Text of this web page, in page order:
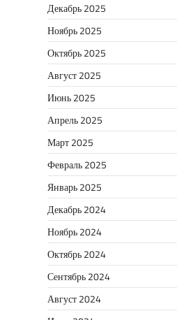
Декабрь 2025
Ноябрь 2025
Октябрь 2025
Август 2025
Июнь 2025
Апрель 2025
Март 2025
Февраль 2025
Январь 2025
Декабрь 2024
Ноябрь 2024
Октябрь 2024
Сентябрь 2024
Август 2024